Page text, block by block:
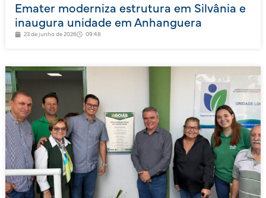
Emater moderniza estrutura em Silvânia e
inaugura unidade em Anhanguera
23 de junho de 2026 09:48